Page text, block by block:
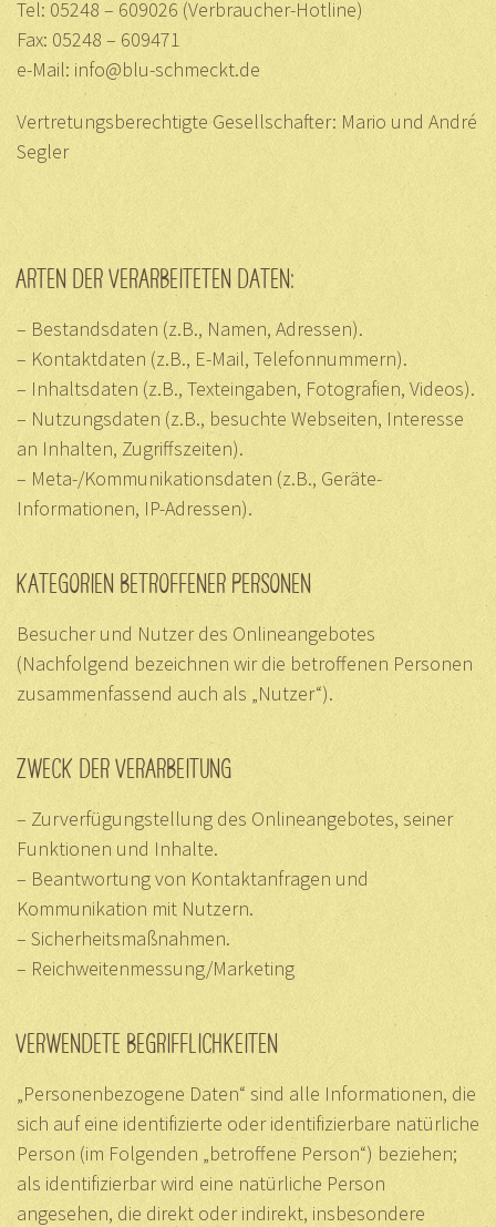
Tel: 05248 – 609026 (Verbraucher-Hotline)
Fax: 05248 – 609471
e-Mail: info@blu-schmeckt.de
Vertretungsberechtigte Gesellschafter: Mario und André
Segler
ARTEN DER VERARBEITETEN DATEN:
– Bestandsdaten (z.B., Namen, Adressen).
– Kontaktdaten (z.B., E-Mail, Telefonnummern).
– Inhaltsdaten (z.B., Texteingaben, Fotografien, Videos).
– Nutzungsdaten (z.B., besuchte Webseiten, Interesse
an Inhalten, Zugriffszeiten).
– Meta-/Kommunikationsdaten (z.B., Geräte-
Informationen, IP-Adressen).
KATEGORIEN BETROFFENER PERSONEN
Besucher und Nutzer des Onlineangebotes
(Nachfolgend bezeichnen wir die betroffenen Personen
zusammenfassend auch als „Nutzer“).
ZWECK DER VERARBEITUNG
– Zurverfügungstellung des Onlineangebotes, seiner
Funktionen und Inhalte.
– Beantwortung von Kontaktanfragen und
Kommunikation mit Nutzern.
– Sicherheitsmaßnahmen.
– Reichweitenmessung/Marketing
VERWENDETE BEGRIFFLICHKEITEN
„Personenbezogene Daten“ sind alle Informationen, die
sich auf eine identifizierte oder identifizierbare natürliche
Person (im Folgenden „betroffene Person“) beziehen;
als identifizierbar wird eine natürliche Person
angesehen, die direkt oder indirekt, insbesondere